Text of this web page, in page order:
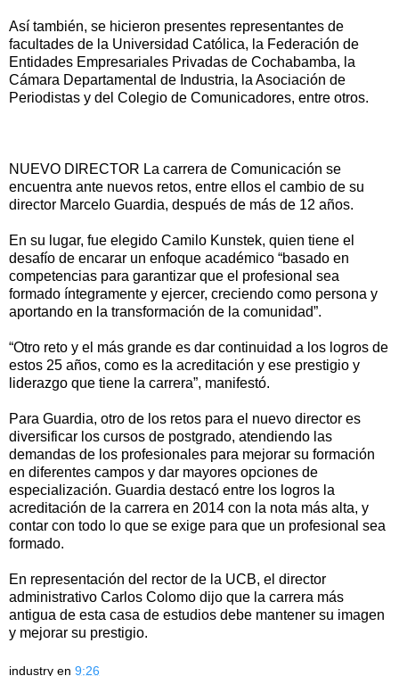
Así también, se hicieron presentes representantes de
facultades de la Universidad Católica, la Federación de
Entidades Empresariales Privadas de Cochabamba, la
Cámara Departamental de Industria, la Asociación de
Periodistas y del Colegio de Comunicadores, entre otros.
NUEVO DIRECTOR La carrera de Comunicación se
encuentra ante nuevos retos, entre ellos el cambio de su
director Marcelo Guardia, después de más de 12 años.
En su lugar, fue elegido Camilo Kunstek, quien tiene el
desafío de encarar un enfoque académico “basado en
competencias para garantizar que el profesional sea
formado íntegramente y ejercer, creciendo como persona y
aportando en la transformación de la comunidad”.
“Otro reto y el más grande es dar continuidad a los logros de
estos 25 años, como es la acreditación y ese prestigio y
liderazgo que tiene la carrera”, manifestó.
Para Guardia, otro de los retos para el nuevo director es
diversificar los cursos de postgrado, atendiendo las
demandas de los profesionales para mejorar su formación
en diferentes campos y dar mayores opciones de
especialización. Guardia destacó entre los logros la
acreditación de la carrera en 2014 con la nota más alta, y
contar con todo lo que se exige para que un profesional sea
formado.
En representación del rector de la UCB, el director
administrativo Carlos Colomo dijo que la carrera más
antigua de esta casa de estudios debe mantener su imagen
y mejorar su prestigio.
industry en 9:26